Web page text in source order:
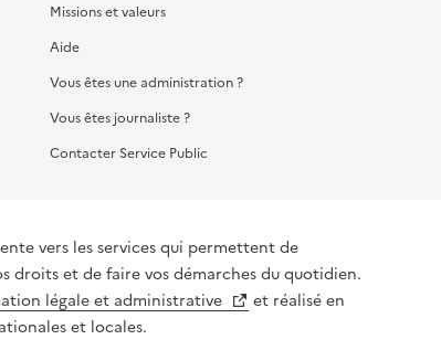
Missions et valeurs
Aide
Vous êtes une administration ?
Vous êtes journaliste ?
Contacter Service Public
vers les services qui permettent de
droits et de faire vos démarches du quotidien.
légale et administrative
et réalisé en
et locales.